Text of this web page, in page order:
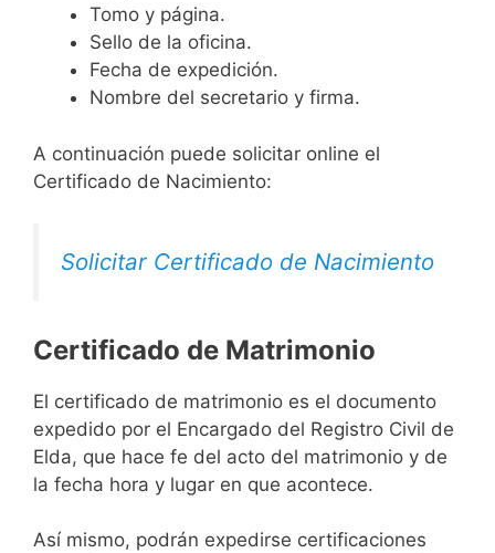
Tomo y página.
Sello de la oficina.
Fecha de expedición.
Nombre del secretario y firma.
A continuación puede solicitar online el
Certificado de Nacimiento:
Solicitar Certificado de Nacimiento
Certificado de Matrimonio
El certificado de matrimonio es el documento
expedido por el Encargado del Registro Civil de
Elda, que hace fe del acto del matrimonio y de
la fecha hora y lugar en que acontece.
Así mismo, podrán expedirse certificaciones